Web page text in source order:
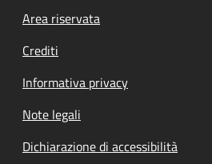
Footer menu
Area riservata
Crediti
Informativa privacy
Note legali
Dichiarazione di accessibilità